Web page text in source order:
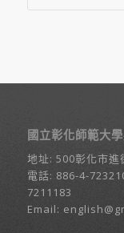
國立彰化師範大
地址: 500彰化市進
電話: 886-4-
7211183
Email: